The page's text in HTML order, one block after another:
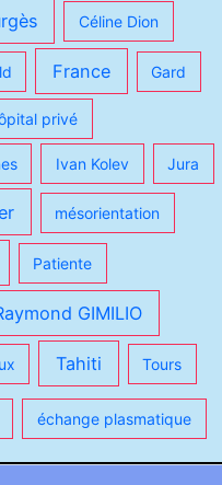
Céline Dion
France Gard
privé
Ivan Kolev Jura
mésorientation
Patiente
GIMILIO
Tahiti Tours
échange plasmatique